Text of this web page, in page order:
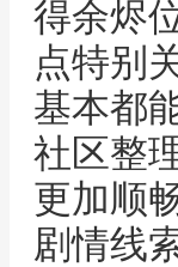
得余烬
点特别
基本都
社区整
更加顺
剧情线